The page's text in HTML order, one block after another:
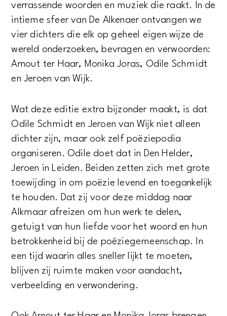
verrassende woorden en muziek die raakt. In de
intieme sfeer van De Alkenaer ontvangen we
vier dichters die elk op geheel eigen wijze de
wereld onderzoeken, bevragen en verwoorden:
Arnout ter Haar, Monika Joras, Odile Schmidt
en Jeroen van Wijk.
Wat deze editie extra bijzonder maakt, is dat
Odile Schmidt en Jeroen van Wijk niet alleen
dichter zijn, maar ook zelf poëziepodia
organiseren. Odile doet dat in Den Helder,
Jeroen in Leiden. Beiden zetten zich met grote
toewijding in om poëzie levend en toegankelijk
te houden. Dat zij voor deze middag naar
Alkmaar afreizen om hun werk te delen,
getuigt van hun liefde voor het woord en hun
betrokkenheid bij de poëziegemeenschap. In
een tijd waarin alles sneller lijkt te moeten,
blijven zij ruimte maken voor aandacht,
verbeelding en verwondering.